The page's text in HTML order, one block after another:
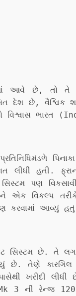
આવે છે, તો તે
દેશ છે, વૈશ્વિક
વિશ્વાસ ભારત
લીધી હતી.
પણ
એક વિકલ્પ
કરવામાં આવ્યું
સિસ્ટમ છે. તે
છે. તેણે કારગિલ
ખરીદી લીધી
3 ની રેન્જ